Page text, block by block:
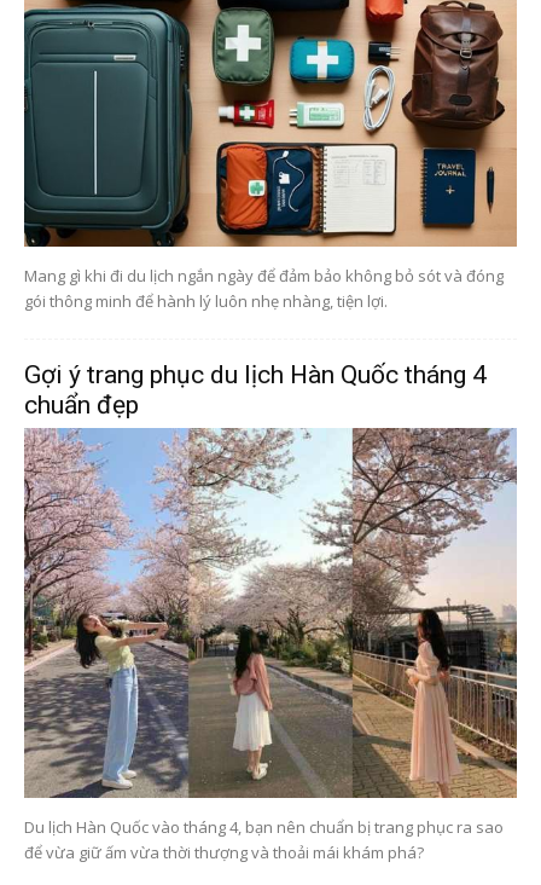
Mang gì khi đi du lịch ngắn ngày để đảm bảo không bỏ sót và đóng
gói thông minh để hành lý luôn nhẹ nhàng, tiện lợi.
Gợi ý trang phục du lịch Hàn Quốc tháng 4
chuẩn đẹp
Du lịch Hàn Quốc vào tháng 4, bạn nên chuẩn bị trang phục ra sao
để vừa giữ ấm vừa thời thượng và thoải mái khám phá?